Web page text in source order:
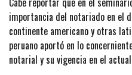
importancia del notariado en el
continente americano y otras
peruano aportó en lo
notarial y su vigencia en el